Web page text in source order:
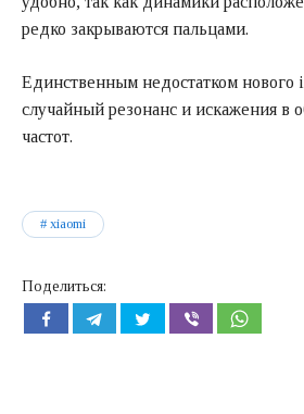
редко закрываются пальцами.
Единственным недостатком нового
случайный резонанс и искажения в
частот.
xiaomi
Поделиться: